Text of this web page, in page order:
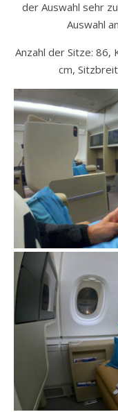
der Auswahl sehr
Auswahl
Anzahl der Sitze: 86,
cm,